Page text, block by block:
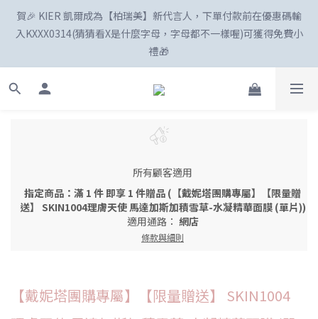
☀️「爸」氣外露！SKIN1004最高77折
賀🎉 KIER 凱爾成為【柏瑞美】新代言人，下單付款前在優惠碼輸
入KXXX0314(猜猜看X是什麼字母，字母都不一樣喔)可獲得免費小
禮🎁
☀️「爸」氣外露！SKIN1004最高77折
所有顧客適用
指定商品：滿 1 件 即享 1 件贈品 (【戴妮塔團購專屬】【限量贈
送】 SKIN1004理膚天使 馬達加斯加積雪草-水凝精華面膜 (單片))
適用通路： 網店
條款與細則
【戴妮塔團購專屬】【限量贈送】 SKIN1004